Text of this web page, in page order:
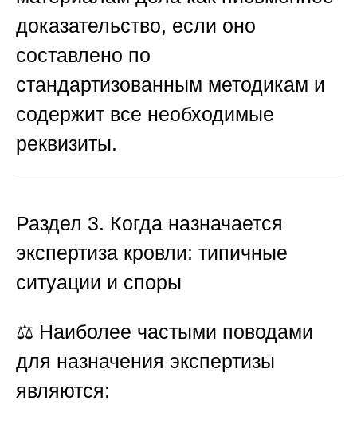
доказательство, если оно
составлено по
стандартизованным методикам и
содержит все необходимые
реквизиты.
Раздел 3. Когда назначается
экспертиза кровли: типичные
ситуации и споры
⚖️ Наиболее частыми поводами
для назначения экспертизы
являются: